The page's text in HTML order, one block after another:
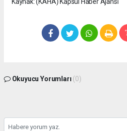
Kaynak: (KAHA) Kapsül Haber Ajansı
Okuyucu Yorumları (0)